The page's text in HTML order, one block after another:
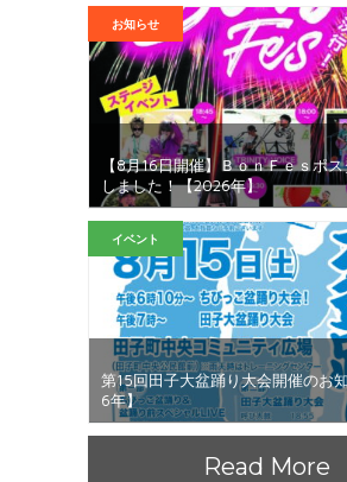
お知らせ
【8月16日開催】ＢｏｎＦｅｓポ
しました！【2026年】
イベント
第15回田子大盆踊り大会開催のお
6年】
Read More